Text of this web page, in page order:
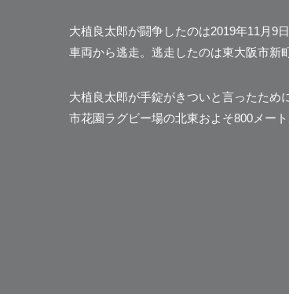
大植良太郎が闘争したのは2019年11月9
車両から逃走。逃走したのは東大阪市新
大植良太郎が手錠がきついと言ったため
市花園ラグビー場の北東およそ800メート